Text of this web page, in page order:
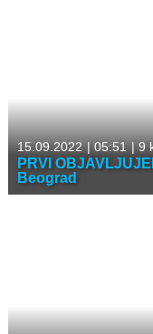
15.09.2022 |05:51 |9
PRVI
Beograd